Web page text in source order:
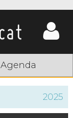
Agenda
2025